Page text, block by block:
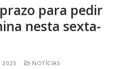
para pedir
nesta sexta-
2025
NOTÍCIAS